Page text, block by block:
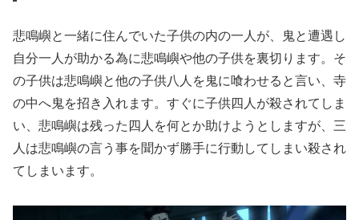
悲鳴嶼と一緒に住んでいた子供の内の一人が、鬼と遭遇し
自分一人が助かる為に悲鳴嶼や他の子供を裏切ります。そ
の子供は悲鳴嶼と他の子供八人を鬼に喰わせると言い、寺
の中へ鬼を招き入れます。すぐに子供四人が殺されてしま
い、悲鳴嶼は残った四人を何とか助けようとしますが、三
人は悲鳴嶼の言う事を聞かず勝手に行動してしまい殺され
てしまいます。